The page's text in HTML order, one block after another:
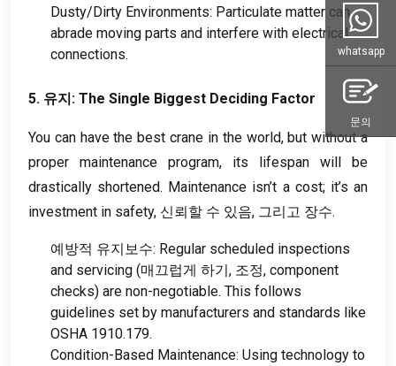
Dusty/Dirty Environments: Particulate matter can
abrade moving parts and interfere with electrical
connections.
5. 유지: The Single Biggest Deciding Factor
You can have the best crane in the world,but without a
proper maintenance program, its lifespan will be
drastically shortened. Maintenance isn’t a cost; it’s an
investment in safety, 신뢰할 수 있음, 그리고 장수.
예방적 유지보수: Regular scheduled inspections
and servicing (매끄럽게 하기, 조정, component
checks) are non-negotiable. This follows
guidelines set by manufacturers and standards like
OSHA 1910.179.
Condition-Based Maintenance: Using technology to
whatsapp
문의